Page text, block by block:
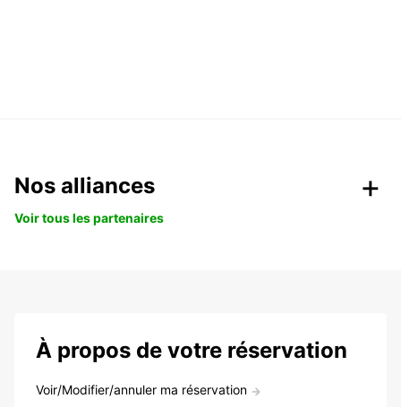
Nos alliances
Voir tous les partenaires
À propos de votre réservation
Voir/Modifier/annuler ma réservation